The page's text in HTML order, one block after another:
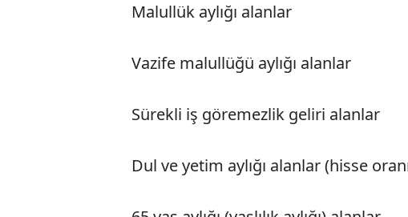
Malullük aylığı alanlar
Vazife malullüğü aylığı alanlar
Sürekli iş göremezlik geliri alanlar
Dul ve yetim aylığı alanlar (hisse